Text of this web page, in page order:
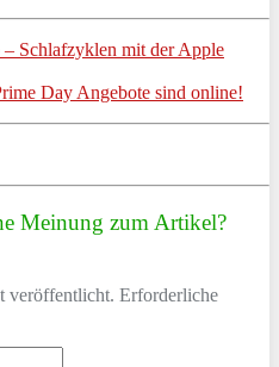
– Schlafzyklen mit der Apple
Day Angebote sind online!
Meinung zum Artikel?
veröffentlicht. Erforderliche